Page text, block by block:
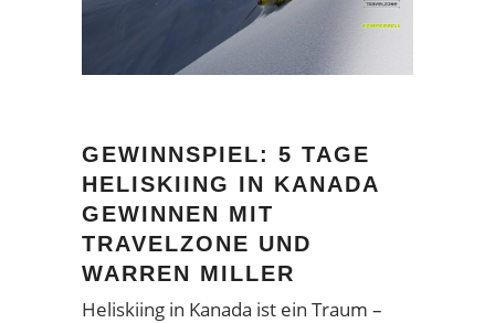
GEWINNSPIEL: 5 TAGE
HELISKIING IN KANADA
GEWINNEN MIT
TRAVELZONE UND
WARREN MILLER
Heliskiing in Kanada ist ein Traum –